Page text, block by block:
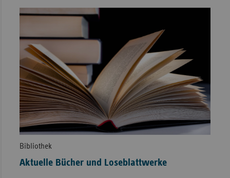
Bibliothek
Aktuelle Bücher und Loseblattwerke